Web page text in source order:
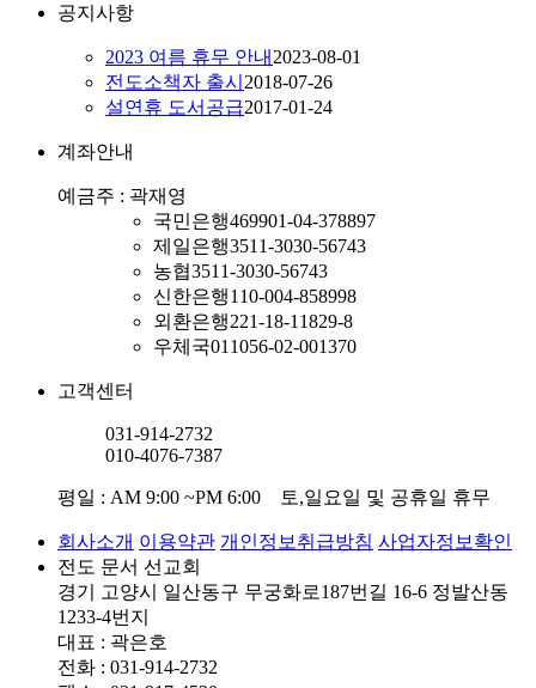
공지사항
2023 여름 휴무 안내 2023-08-01
전도소책자 출시 2018-07-26
설연휴 도서공급2017-01-24
계좌안내
예금주 : 곽재영
국민은행469901-04-378897
제일은행3511-3030-56743
농협3511-3030-56743
신한은행110-004-858998
외환은행221-18-11829-8
우체국011056-02-001370
고객센터
031-914-2732
010-4076-7387
평일 : AM 9:00 ~PM 6:00 토,일요일 및 공휴일 휴무
회사소개 이용약관 개인정보취급방침 사업자정보확인
전도 문서 선교회
경기 고양시 일산동구 무궁화로187번길 16-6 정발산동
1233-4번지
대표 : 곽은호
전화 : 031-914-2732